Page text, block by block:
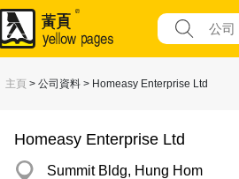
主頁 > 公司資料 > Homeasy Enterprise Ltd
Homeasy Enterprise Ltd
Summit Bldg, Hung Hom